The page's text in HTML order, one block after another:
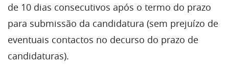
de 10 dias consecutivos após o termo do prazo
para submissão da candidatura (sem prejuízo de
eventuais contactos no decurso do prazo de
candidaturas).